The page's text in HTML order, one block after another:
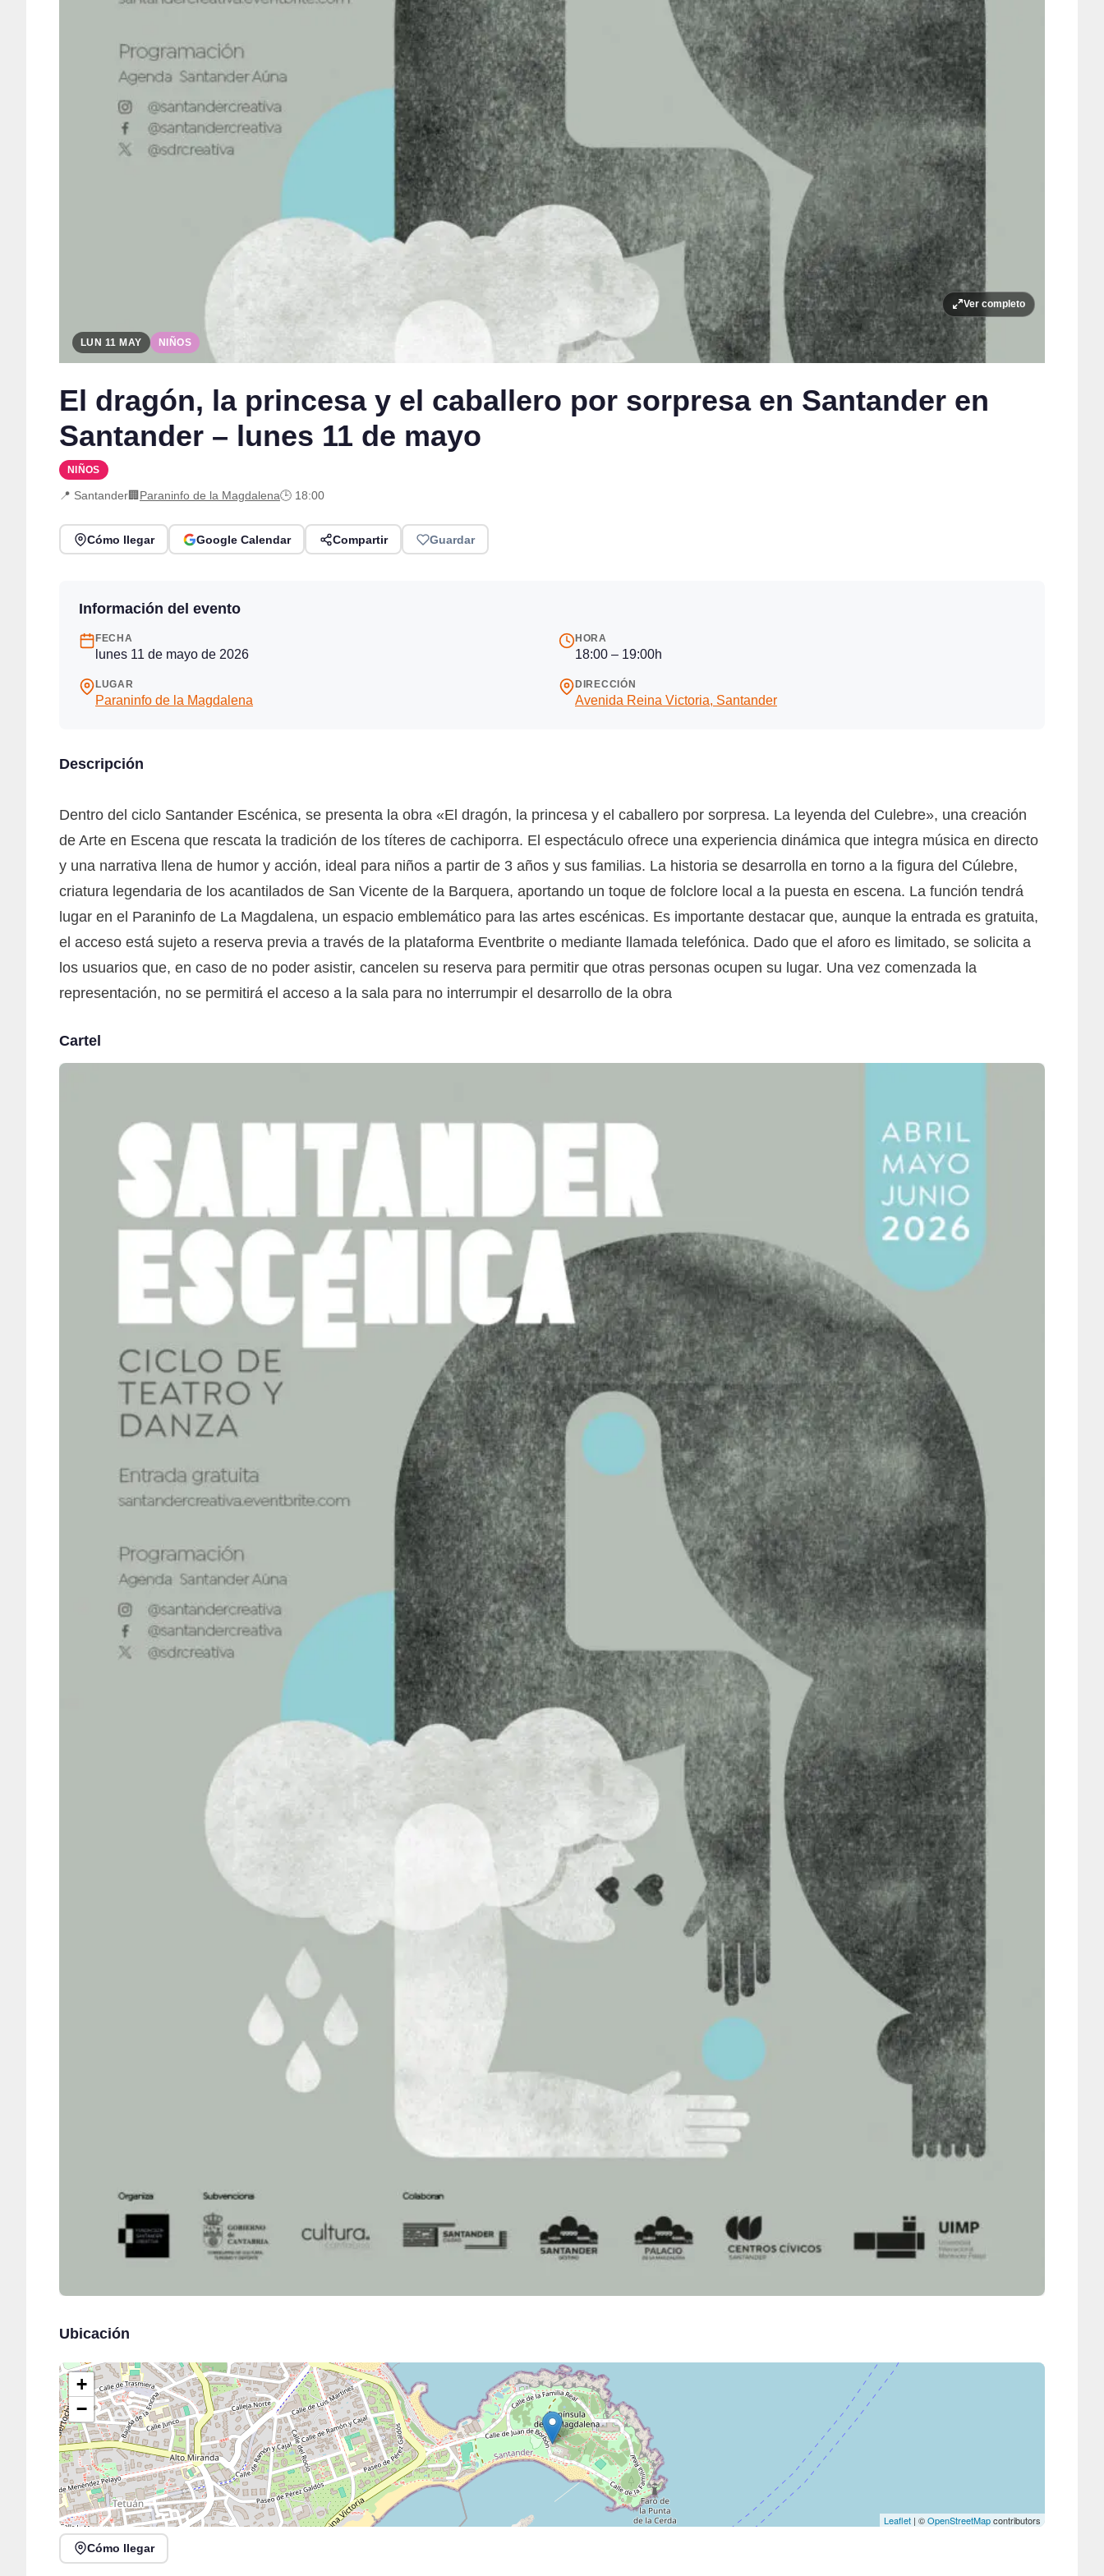
Ver completo
LUN 11 MAY NIÑOS
El dragón, la princesa y el caballero por sorpresa en Santander en
Santander – lunes 11 de mayo
NIÑOS
📍 Santander🏢 Paraninfo de la Magdalena🕒 18:00
Cómo llegar Google Calendar Compartir Guardar
Información del evento
FECHA
lunes 11 de mayo de 2026
HORA
18:00 – 19:00h
LUGAR
Paraninfo de la Magdalena
DIRECCIÓN
Avenida Reina Victoria, Santander
Descripción
Dentro del ciclo Santander Escénica, se presenta la obra «El dragón, la princesa y el caballero por sorpresa. La leyenda del Culebre», una creación
de Arte en Escena que rescata la tradición de los títeres de cachiporra. El espectáculo ofrece una experiencia dinámica que integra música en directo
y una narrativa llena de humor y acción, ideal para niños a partir de 3 años y sus familias. La historia se desarrolla en torno a la figura del Cúlebre,
criatura legendaria de los acantilados de San Vicente de la Barquera, aportando un toque de folclore local a la puesta en escena. La función tendrá
lugar en el Paraninfo de La Magdalena, un espacio emblemático para las artes escénicas. Es importante destacar que, aunque la entrada es gratuita,
el acceso está sujeto a reserva previa a través de la plataforma Eventbrite o mediante llamada telefónica. Dado que el aforo es limitado, se solicita a
los usuarios que, en caso de no poder asistir, cancelen su reserva para permitir que otras personas ocupen su lugar. Una vez comenzada la
representación, no se permitirá el acceso a la sala para no interrumpir el desarrollo de la obra
Cartel
Ubicación
+
−
Leaflet | ©OpenStreetMapcontributors
Cómo llegar